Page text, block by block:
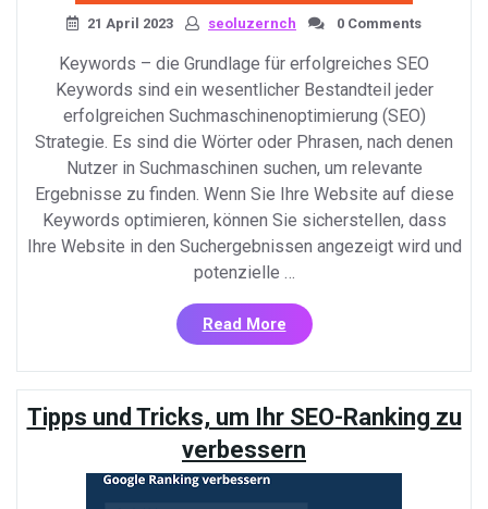
21 April 2023 seoluzernch 0 Comments
Keywords – die Grundlage für erfolgreiches SEO
Keywords sind ein wesentlicher Bestandteil jeder
erfolgreichen Suchmaschinenoptimierung (SEO)
Strategie. Es sind die Wörter oder Phrasen, nach denen
Nutzer in Suchmaschinen suchen, um relevante
Ergebnisse zu finden. Wenn Sie Ihre Website auf diese
Keywords optimieren, können Sie sicherstellen, dass
Ihre Website in den Suchergebnissen angezeigt wird und
potenzielle …
Read More«Die
Bedeutung
von
Keywords
für
eine
erfolgreiche
Tipps und Tricks, um Ihr SEO-Ranking zu
verbessern